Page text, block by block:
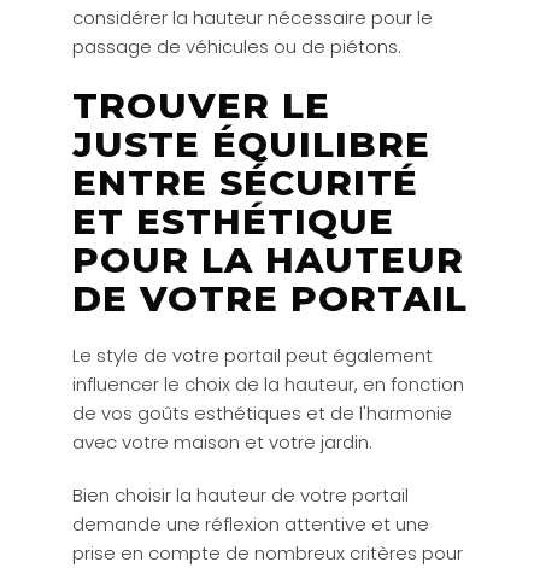
considérer la hauteur nécessaire pour le
passage de véhicules ou de piétons.
TROUVER LE
JUSTE ÉQUILIBRE
ENTRE SÉCURITÉ
ET ESTHÉTIQUE
POUR LA HAUTEUR
DE VOTRE PORTAIL
Le style de votre portail peut également
influencer le choix de la hauteur, en fonction
de vos goûts esthétiques et de l'harmonie
avec votre maison et votre jardin.
Bien choisir la hauteur de votre portail
demande une réflexion attentive et une
prise en compte de nombreux critères pour